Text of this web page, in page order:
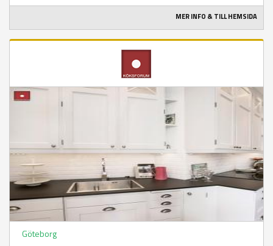
MER INFO & TILL HEMSIDA
Göteborg